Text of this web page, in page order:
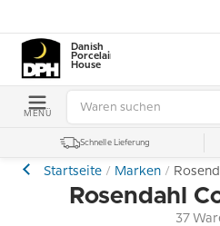
Danish
Porcelain
House
MENÜ
Schnelle Lieferung
Startseite Marken
Rosendahl
37